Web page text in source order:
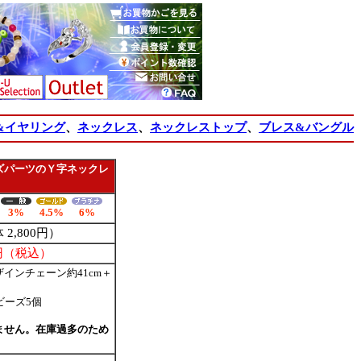
ヤリング、 ネックレス、 ネックレストップ、 ブレス&バングル
ーツのＹ字ネックレ
3% 4.5% 6%
円）
税込）
ンチェーン約41cm＋
ーズ5個
ん。在庫過多のため